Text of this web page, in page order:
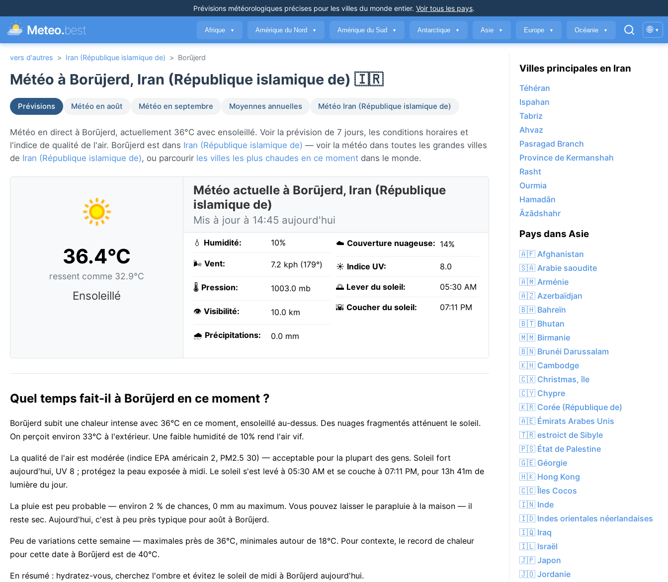
Prévisions météorologiques précises pour les villes du monde entier. Voir tous les pays.
Meteo.best Afrique ▼ Amérique du Nord ▼ Amérique du Sud ▼ Antarctique ▼ Asie ▼ Europe ▼ Océanie ▼ 🌐 ▾
vers d'autres > Iran (République islamique de) > Borūjerd
Météo à Borūjerd, Iran (République islamique de) 🇮🇷
Prévisions Météo en août Météo en septembre Moyennes annuelles Météo Iran (République islamique de)
Météo en direct à Borūjerd, actuellement 36°C avec ensoleillé. Voir la prévision de 7 jours, les conditions horaires et
l'indice de qualité de l'air. Borūjerd est dans Iran (République islamique de) — voir la météo dans toutes les grandes villes
de Iran (République islamique de), ou parcourir les villes les plus chaudes en ce moment dans le monde.
36.4°C
ressent comme 32.9°C
Ensoleillé
Météo actuelle à Borūjerd, Iran (République
islamique de)
Mis à jour à 14:45 aujourd'hui
💧 Humidité: 10%
🌬️ Vent: 7.2 kph (179°)
🌡️ Pression: 1003.0 mb
👁️ Visibilité: 10.0 km
🌧️ Précipitations: 0.0 mm
☁️ Couverture nuageuse: 14%
☀️ Indice UV: 8.0
🌅 Lever du soleil: 05:30 AM
🌇 Coucher du soleil: 07:11 PM
Quel temps fait-il à Borūjerd en ce moment ?
Borūjerd subit une chaleur intense avec 36°C en ce moment, ensoleillé au-dessus. Des nuages fragmentés atténuent le soleil.
On perçoit environ 33°C à l'extérieur. Une faible humidité de 10% rend l'air vif.
La qualité de l'air est modérée (indice EPA américain 2, PM2.5 30) — acceptable pour la plupart des gens. Soleil fort
aujourd'hui, UV 8 ; protégez la peau exposée à midi. Le soleil s'est levé à 05:30 AM et se couche à 07:11 PM, pour 13h 41m de
lumière du jour.
La pluie est peu probable — environ 2 % de chances, 0 mm au maximum. Vous pouvez laisser le parapluie à la maison — il
reste sec. Aujourd'hui, c'est à peu près typique pour août à Borūjerd.
Peu de variations cette semaine — maximales près de 36°C, minimales autour de 18°C. Pour contexte, le record de chaleur
pour cette date à Borūjerd est de 40°C.
En résumé : hydratez-vous, cherchez l'ombre et évitez le soleil de midi à Borūjerd aujourd'hui.
Villes principales en Iran
Téhéran
Ispahan
Tabriz
Ahvaz
Pasragad Branch
Province de Kermanshah
Rasht
Ourmia
Hamadān
Āzādshahr
Pays dans Asie
🇦🇫 Afghanistan
🇸🇦 Arabie saoudite
🇦🇲 Arménie
🇦🇿 Azerbaïdjan
🇧🇭 Bahreïn
🇧🇹 Bhutan
🇲🇲 Birmanie
🇧🇳 Brunéi Darussalam
🇰🇭 Cambodge
🇨🇽 Christmas, île
🇨🇾 Chypre
🇰🇷 Corée (République de)
🇦🇪 Émirats Arabes Unis
🇹🇷 estroict de Sibyle
🇵🇸 État de Palestine
🇬🇪 Géorgie
🇭🇰 Hong Kong
🇨🇨 Îles Cocos
🇮🇳 Inde
🇮🇩 Indes orientales néerlandaises
🇮🇶 Iraq
🇮🇱 Israël
🇯🇵 Japon
🇯🇴 Jordanie